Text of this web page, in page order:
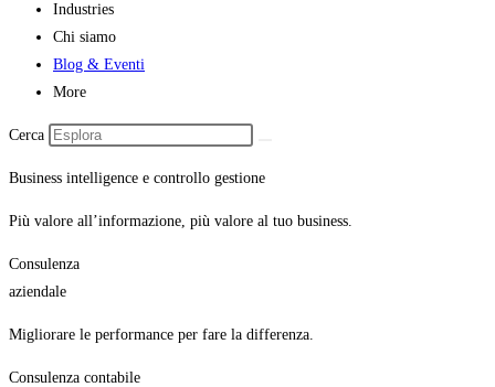
Industries
Chi siamo
Blog & Eventi
More
Cerca
Business intelligence e controllo gestione
Più valore all’informazione, più valore al tuo business.
Consulenza
aziendale
Migliorare le performance per fare la differenza.
Consulenza contabile